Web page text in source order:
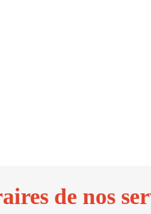
de nos